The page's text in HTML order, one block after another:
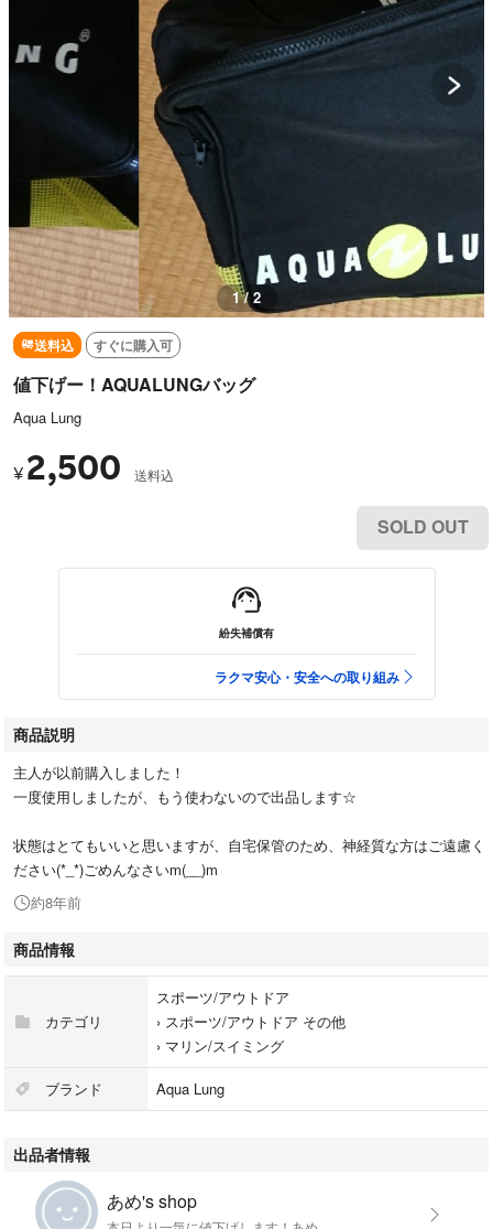
1 / 2
送料込 すぐに購入可
値下げー！AQUALUNGバッグ
Aqua Lung
¥ 2,500 送料込
SOLD OUT
紛失補償有
ラクマ安心・安全への取り組み
商品説明
主人が以前購入しました！
一度使用しましたが、もう使わないので出品します☆
状態はとてもいいと思いますが、自宅保管のため、神経質な方はご遠慮く
ださい(*_*)ごめんなさいm(__)m
約8年前
商品情報
カテゴリ
スポーツ/アウトドア
› スポーツ/アウトドア その他
› マリン/スイミング
ブランド Aqua Lung
出品者情報
あめ's shop